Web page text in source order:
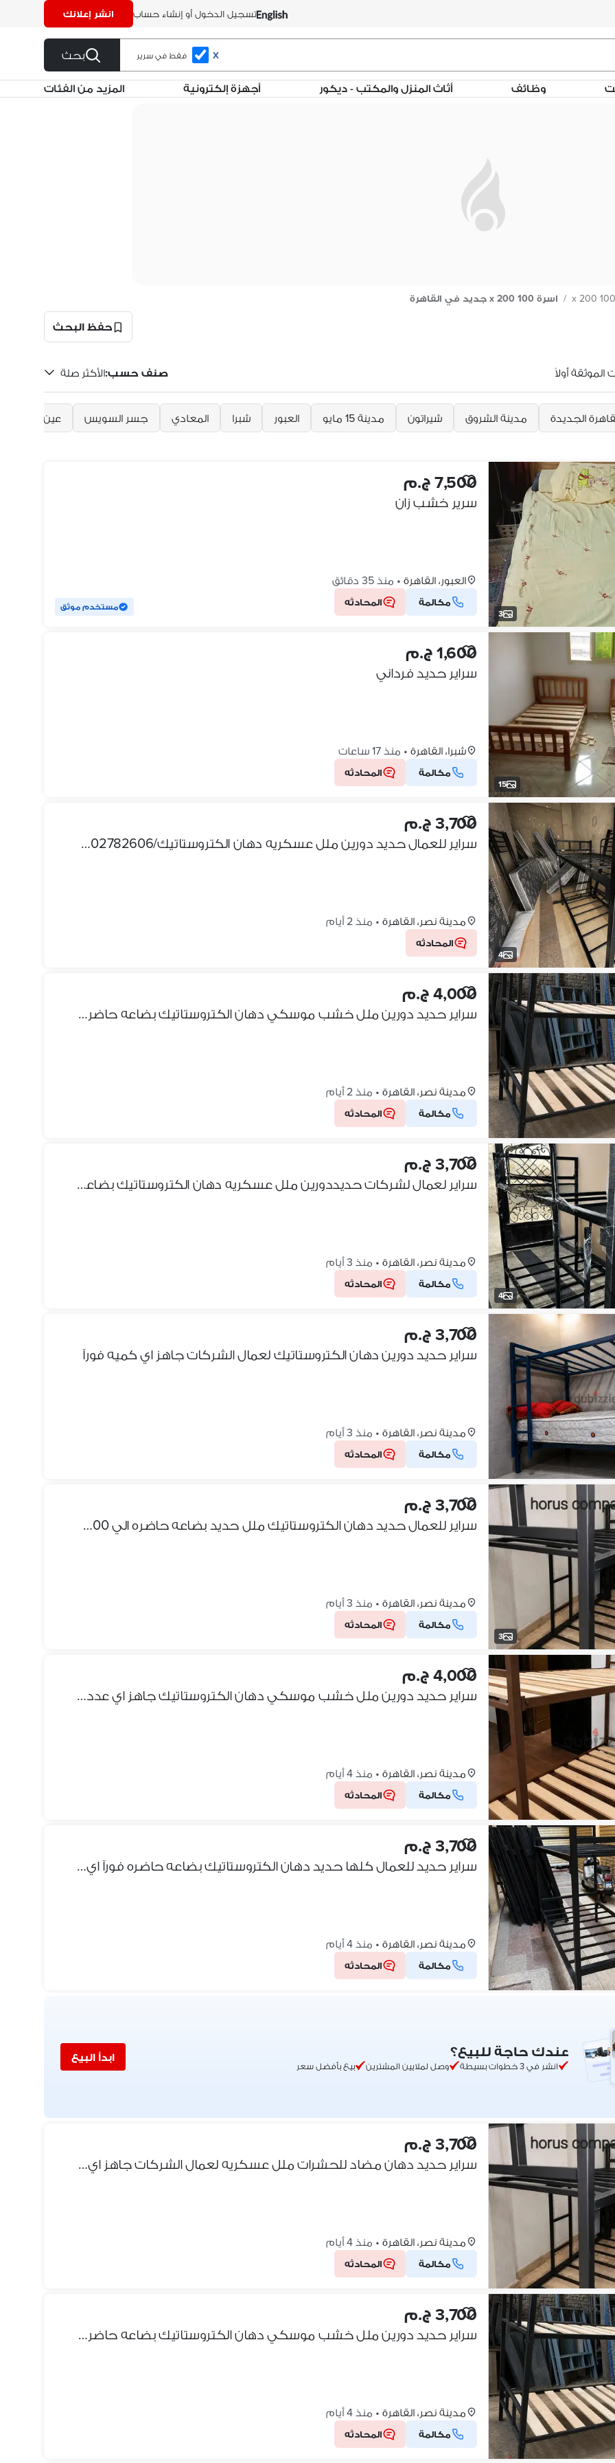
تسجيل الدخول أو إنشاء حساب انشر إعلانك
X فقط في سرير بحث
وظائف أثاث المنزل والمكتب - ديكور أجهزة إلكترونية المزيد من الفئات
100 x 200
/ اسرة 100 x 200 جديد في القاهرة
حفظ البحث
أولاً صنف حسب:الأكثر صلة
الجديدة مدينة الشروق شيراتون مدينة 15 مايو العبور شبرا المعادي جسر السويس عين شمس
3
7,500 ج.م
سرير خشب زان
العبور، القاهرة • منذ 35 دقائق
مكالمة المحادثه مستخدم موثق
15
1,600 ج.م
سراير حديد فرداني
شبرا، القاهرة • منذ 17 ساعات
مكالمة المحادثه
4
3,700 ج.م
سراير للعمال حديد دورين ملل عسكريه دهان الكتروستاتيك/01002782606
مدينة نصر، القاهرة • منذ 2 أيام
المحادثه
4,000 ج.م
سراير حديد دورين ملل خشب موسكي دهان الكتروستاتيك بضاعه حاضره فورآ
مدينة نصر، القاهرة • منذ 2 أيام
مكالمة المحادثه
4
3,700 ج.م
سراير لعمال لشركات حديددورين ملل عسكريه دهان الكتروستاتيك بضاعه حاضره
مدينة نصر، القاهرة • منذ 3 أيام
مكالمة المحادثه
3,700 ج.م
سراير حديد دورين دهان الكتروستاتيك لعمال الشركات جاهز اي كميه فورآ
مدينة نصر، القاهرة • منذ 3 أيام
مكالمة المحادثه
3
3,700 ج.م
سراير للعمال حديد دهان الكتروستاتيك ملل حديد بضاعه حاضره الي 1000سرير
مدينة نصر، القاهرة • منذ 3 أيام
مكالمة المحادثه
4,000 ج.م
سراير حديد دورين ملل خشب موسكي دهان الكتروستاتيك جاهز اي عدد فورا
مدينة نصر، القاهرة • منذ 4 أيام
مكالمة المحادثه
3,700 ج.م
سراير حديد للعمال كلها حديد دهان الكتروستاتيك بضاعه حاضره فورآ اي عدد
مدينة نصر، القاهرة • منذ 4 أيام
مكالمة المحادثه
عندك حاجة للبيع؟
انشر في 3 خطوات بسيطة وصل لملايين المشترين بيع بأفضل سعر
ابدأ البيع
3,700 ج.م
سراير حديد دهان مضاد للحشرات ملل عسكريه لعمال الشركات جاهز اي كميه
مدينة نصر، القاهرة • منذ 4 أيام
مكالمة المحادثه
3,700 ج.م
سراير حديد دورين ملل خشب موسكي دهان الكتروستاتيك بضاعه حاضره فورآ
مدينة نصر، القاهرة • منذ 4 أيام
مكالمة المحادثه